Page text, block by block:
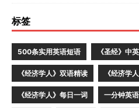
标签
500条实用英语短语 《圣经》中
《经济学人》双语精读 《经济学
《经济学人》每日一词 一分钟英语